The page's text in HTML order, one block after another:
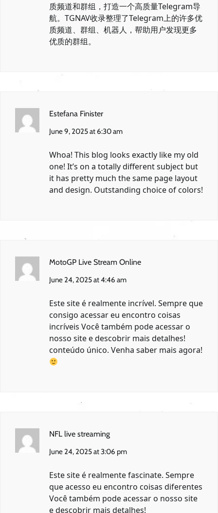
质频道和群组，打造一个高质量Telegram导
航。TGNAV收录整理了Telegram上的许多优
质频道、群组、机器人，帮助用户发现更多
优质的群组。
Estefana Finister
June 9, 2025 at 6:30 am
Whoa! This blog looks exactly like my old
one! It’s on a totally different subject but
it has pretty much the same page layout
and design. Outstanding choice of colors!
MotoGP Live Stream Online
June 24, 2025 at 4:46 am
Este site é realmente incrível. Sempre que
consigo acessar eu encontro coisas
incríveis Você também pode acessar o
nosso site e descobrir mais detalhes!
conteúdo único. Venha saber mais agora!
NFL live streaming
June 24, 2025 at 3:06 pm
Este site é realmente fascinate. Sempre
que acesso eu encontro coisas diferentes
Você também pode acessar o nosso site
e descobrir mais detalhes!